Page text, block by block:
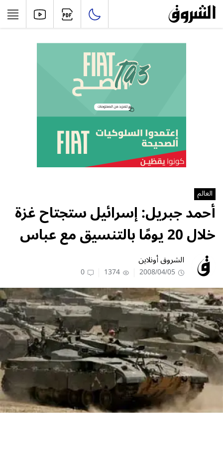
العالم
أحمد جبريل: إسرائيل ستجتاح غزة
خلال 20 يومًا بالتنسيق مع عباس
الشروق أونلاين
2008/04/05
1374
0